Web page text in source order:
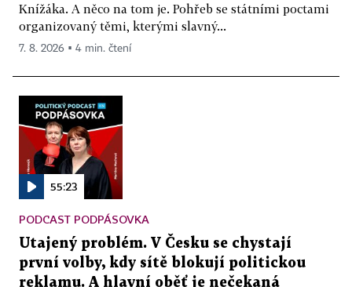
Knížáka. A něco na tom je. Pohřeb se státními poctami
organizovaný těmi, kterými slavný...
7. 8. 2026 ▪ 4 min. čtení
55:23
PODCAST PODPÁSOVKA
Utajený problém. V Česku se chystají
první volby, kdy sítě blokují politickou
reklamu. A hlavní oběť je nečekaná